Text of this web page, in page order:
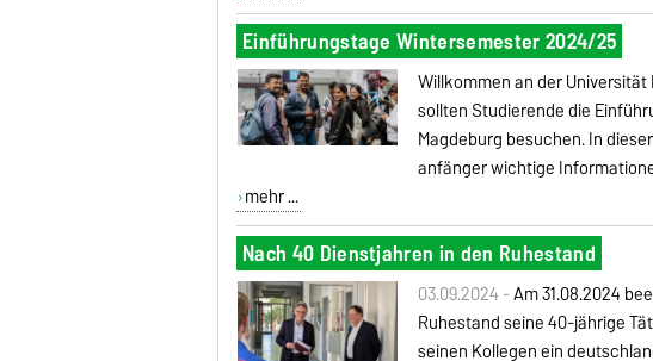
Einführungstage Wintersemester 2024/25
Willkommen an der
sollten Studierende die
Magdeburg besuchen. In
anfänger wichtige
mehr ...
Nach 40 Dienstjahren in den Ruhestand
03.09.2024 -Am 31.08.2024
Ruhestand seine 40-jährige
seinen Kollegen ein